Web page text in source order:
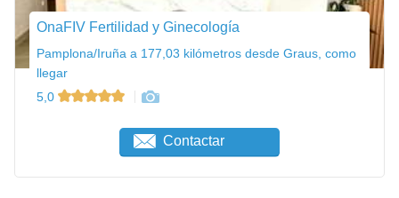
OnaFIV Fertilidad y Ginecología
Pamplona/Iruña a 177,03 kilómetros desde Graus, como
llegar
5,0
Contactar